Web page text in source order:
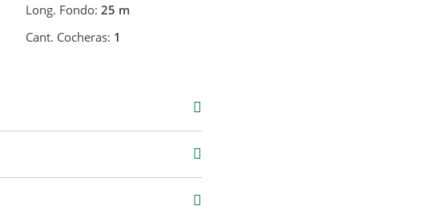
Long. Fondo:25 m
Cant. Cocheras: 1